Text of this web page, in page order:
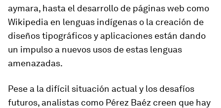
aymara, hasta el desarrollo de páginas web como
Wikipedia en lenguas indígenas o la creación de
diseños tipográficos y aplicaciones están dando
un impulso a nuevos usos de estas lenguas
amenazadas.
Pese a la difícil situación actual y los desafíos
futuros, analistas como Pérez Baéz creen que hay